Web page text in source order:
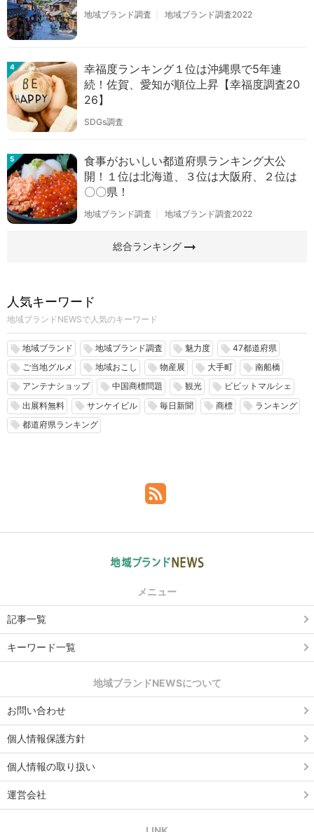
地域ブランド調査 地域ブランド調査2022
4
幸福度ランキング１位は沖縄県で5年連
続！佐賀、愛知が順位上昇【幸福度調査20
26】
SDGs調査
5
食事がおいしい都道府県ランキング大公
開！１位は北海道、３位は大阪府、２位は
〇〇県！
地域ブランド調査 地域ブランド調査2022
総合ランキングarrow_right_alt
人気キーワード
地域ブランドNEWSで人気のキーワード
local_offer 地域ブランド local_offer 地域ブランド調査 local_offer 魅力度 local_offer 47都道府県
local_offer ご当地グルメ local_offer 地域おこし local_offer 物産展 local_offer 大手町 local_offer 南船橋
local_offer アンテナショップ local_offer 中国商標問題 local_offer 観光 local_offer ビビットマルシェ
local_offer 出展料無料 local_offer サンケイビル local_offer 毎日新聞 local_offer 商標 local_offer ランキング
local_offer 都道府県ランキング
メニュー
記事一覧
キーワード一覧
地域ブランドNEWSについて
お問い合わせ
個人情報保護方針
個人情報の取り扱い
運営会社